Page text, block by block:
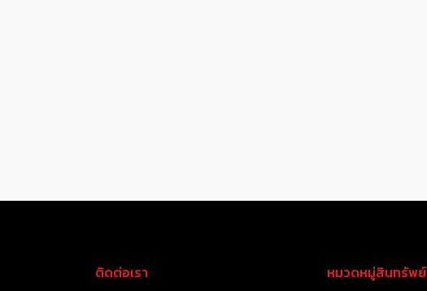
ติดต่อเรา หมวดหมู่สินทรัพย์